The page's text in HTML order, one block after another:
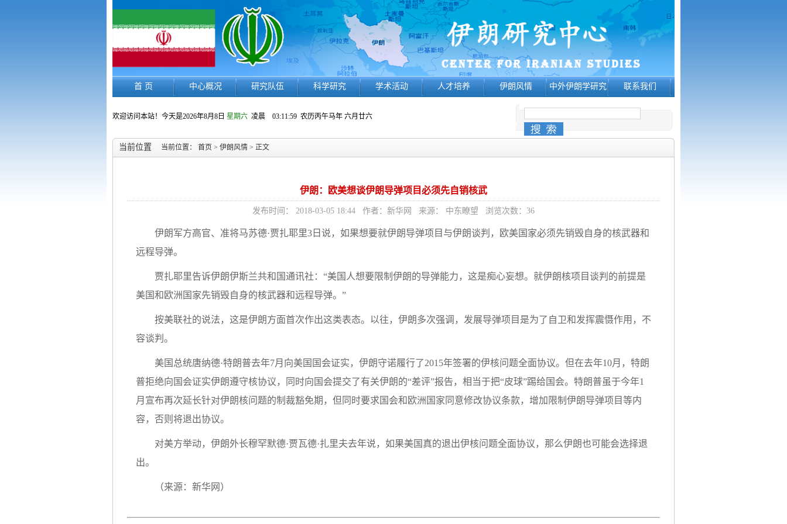
首 页 中心概况 研究队伍 科学研究 学术活动 人才培养 伊朗风情 中外伊朗学研究 联系我们
欢迎访问本站！今天是2026年8月8日 星期六 凌晨 03:12:00 农历丙午马年 六月廿六
当前位置 当前位置： 首页 > 伊朗风情 > 正文
伊朗：欧美想谈伊朗导弹项目必须先自销核武
发布时间： 2018-03-05 18:44 作者：新华网 来源： 中东瞭望 浏览次数： 36
伊朗军方高官、准将马苏德·贾扎耶里3日说，如果想要就伊朗导弹项目与伊朗谈判，欧美国家必须先销毁自身的核武器和
远程导弹。
贾扎耶里告诉伊朗伊斯兰共和国通讯社：“美国人想要限制伊朗的导弹能力，这是痴心妄想。就伊朗核项目谈判的前提是
美国和欧洲国家先销毁自身的核武器和远程导弹。”
按美联社的说法，这是伊朗方面首次作出这类表态。以往，伊朗多次强调，发展导弹项目是为了自卫和发挥震慑作用，不
容谈判。
美国总统唐纳德·特朗普去年7月向美国国会证实，伊朗守诺履行了2015年签署的伊核问题全面协议。但在去年10月，特朗
普拒绝向国会证实伊朗遵守核协议，同时向国会提交了有关伊朗的“差评”报告，相当于把“皮球”踢给国会。特朗普虽于今年1
月宣布再次延长针对伊朗核问题的制裁豁免期，但同时要求国会和欧洲国家同意修改协议条款，增加限制伊朗导弹项目等内
容，否则将退出协议。
对美方举动，伊朗外长穆罕默德·贾瓦德·扎里夫去年说，如果美国真的退出伊核问题全面协议，那么伊朗也可能会选择退
出。
（来源：新华网）